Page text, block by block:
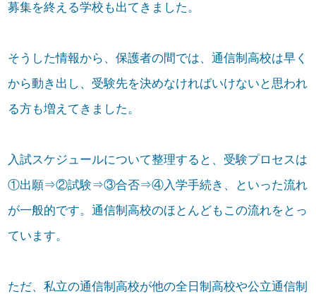
募集を終える学校も出てきました。
そうした情報から、保護者の間では、通信制高校は早く
から動き出し、受験先を決めなければいけないと思われ
る方も増えてきました。
入試スケジュールについて整理すると、受験プロセスは
①出願⇒②試験⇒③合否⇒④入学手続き、といった流れ
が一般的です。通信制高校のほとんどもこの流れをとっ
ています。
ただ、私立の通信制高校が他の全日制高校や公立通信制